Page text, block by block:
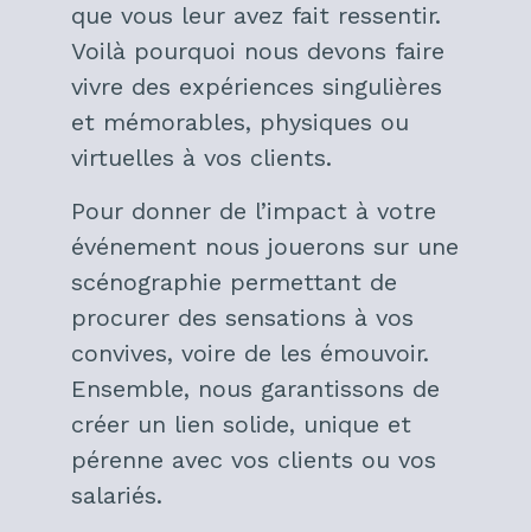
que vous leur avez fait ressentir.
Voilà pourquoi nous devons faire
vivre des expériences singulières
et mémorables, physiques ou
virtuelles à vos clients.
Pour donner de l’impact à votre
événement nous jouerons sur une
scénographie permettant de
procurer des sensations à vos
convives, voire de les émouvoir.
Ensemble, nous garantissons de
créer un lien solide, unique et
pérenne avec vos clients ou vos
salariés.